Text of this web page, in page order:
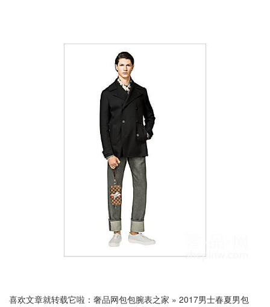
喜欢文章就转载它啦： 奢品网包包腕表之家 » 2017男士春夏男包